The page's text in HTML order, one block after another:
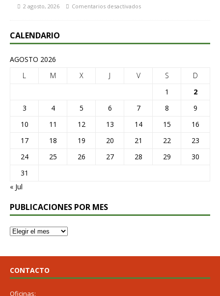
2 agosto, 2026 Comentarios desactivados
CALENDARIO
AGOSTO 2026
L
M X J V S
D
1
2
3
4 5 6 7 8
9
10
11 12 13 14 15
16
17
18 19 20 21 22
23
24
25 26 27 28 29
30
31
« Jul
PUBLICACIONES POR MES
CONTACTO
Oficinas: